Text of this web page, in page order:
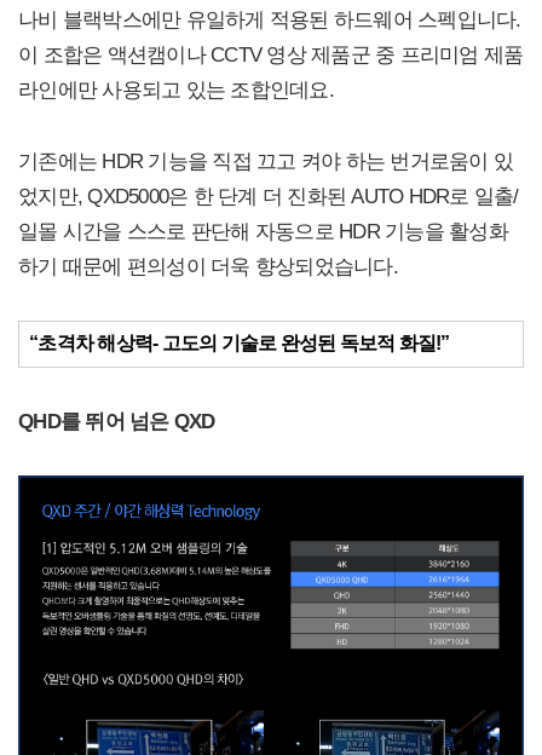
나비 블랙박스에만 유일하게 적용된 하드웨어 스펙입니다.
이 조합은 액션캠이나 CCTV 영상 제품군 중 프리미엄 제품
라인에만 사용되고 있는 조합인데요.
기존에는 HDR 기능을 직접 끄고 켜야 하는 번거로움이 있
었지만, QXD5000은 한 단계 더 진화된 AUTO HDR로 일출/
일몰 시간을 스스로 판단해 자동으로 HDR 기능을 활성화
하기 때문에 편의성이 더욱 향상되었습니다.
“초격차 해상력- 고도의 기술로 완성된 독보적 화질!”
QHD를 뛰어 넘은 QXD